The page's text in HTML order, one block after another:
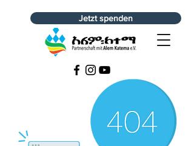
Jetzt spenden